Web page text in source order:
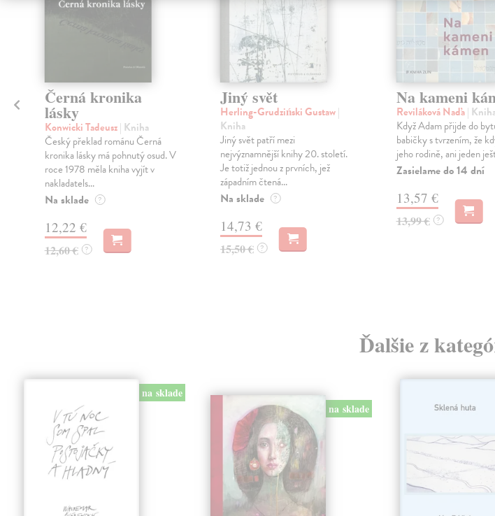
Černá kronika
lásky
Konwicki Tadeusz| Kniha
Český překlad románu Černá
kronika lásky má pohnutý osud. V
roce 1978 měla kniha vyjít v
nakladatels...
Na sklade ?
12,22 €
12,60 € ?
Jiný svět
Herling-Grudziński Gustaw|
Kniha
Jiný svět patří mezi
nejvýznamnější knihy 20. století.
Je totiž jednou z prvních, jež
západním čtená...
Na sklade ?
14,73 €
15,50 € ?
Na kameni
Reviláková Naďa| Kniha
Když Adam přijde do
babičky s tvrzením, že
jeho rodině, ani jeden
Zasielame do 14 dní
13,57 €
13,99 € ?
Ďalšie z
na sklade
na sklade